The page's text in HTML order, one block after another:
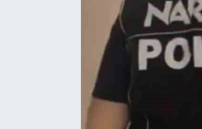
HABERDE İNSAN
KÜLTÜR-SANAT